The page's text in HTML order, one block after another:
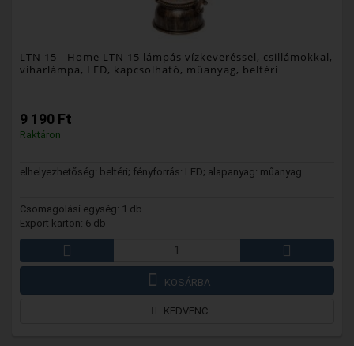
LTN 15 - Home LTN 15 lámpás vízkeveréssel, csillámokkal,
viharlámpa, LED, kapcsolható, műanyag, beltéri
9 190 Ft
Raktáron
elhelyezhetőség: beltéri; fényforrás: LED; alapanyag: műanyag
Csomagolási egység: 1 db
Export karton: 6 db
KOSÁRBA
KEDVENC